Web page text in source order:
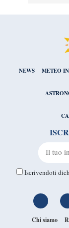
NEWS METEO
Iscrivendoti
Chi siamo